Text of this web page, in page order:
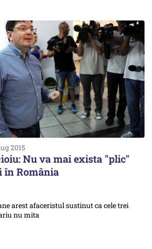
2015
Nu va mai exista "plic"
în România